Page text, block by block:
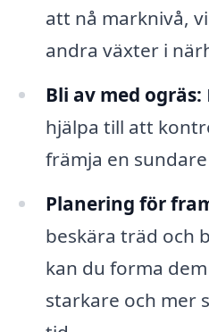
att nå marknivå,
andra växter i
Bli av med ogräs:
hjälpa till att
främja en
Planering för
beskära träd och
kan du forma
starkare och mer